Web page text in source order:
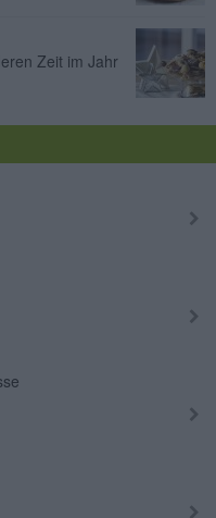
Zeit im Jahr